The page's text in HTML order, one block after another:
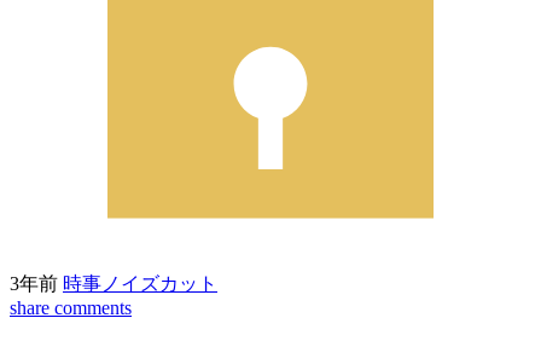
3年前 時事ノイズカット
share comments